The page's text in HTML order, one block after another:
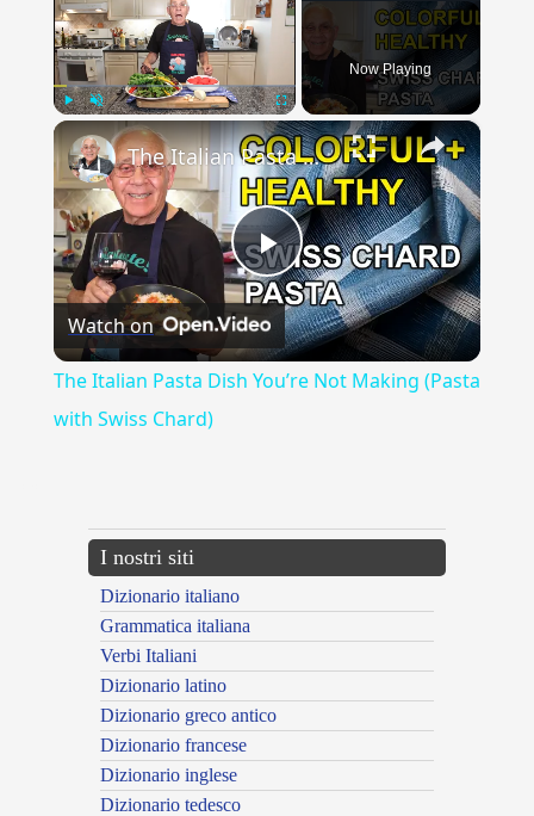
Unmute Fullscreen
Now Playing
×
Play
Video
The Italian Pasta Dish You’re Not Making (Pasta with Swiss Chard)
Watch on
The Italian Pasta Dish You’re Not Making (Pasta
with Swiss Chard)
I nostri siti
Dizionario italiano
Grammatica italiana
Verbi Italiani
Dizionario latino
Dizionario greco antico
Dizionario francese
Dizionario inglese
Dizionario tedesco